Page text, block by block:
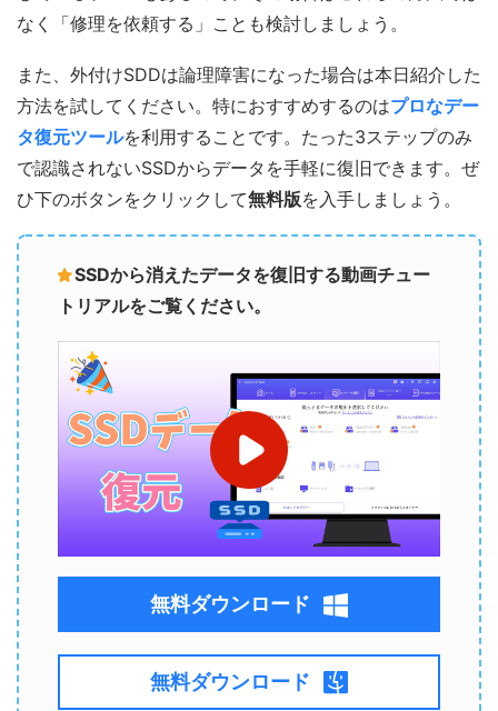
なく「修理を依頼する」ことも検討しましょう。
また、外付けSDDは論理障害になった場合は本日紹介した
方法を試してください。特におすすめするのはプロなデー
タ復元ツールを利用することです。たった3ステップのみ
で認識されないSSDからデータを手軽に復旧できます。ぜ
ひ下のボタンをクリックして無料版を入手しましょう。
SSDから消えたデータを復旧する動画チュー
トリアルをご覧ください。
無料ダウンロード
無料ダウンロード